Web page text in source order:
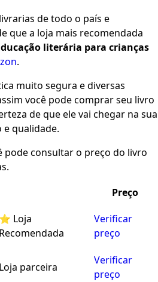
de todo o país e
que a loja mais recomendada
literária para crianças
.
muito segura e diversas
você pode comprar seu livro
de que ele vai chegar na sua
qualidade.
pode consultar o preço do livro
Preço
⭐ Loja
Recomendada
Verificar
preço
Loja parceira
Verificar
preço